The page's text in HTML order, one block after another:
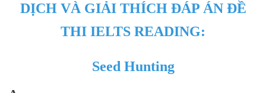
DỊCH VÀ GIẢI THÍCH ĐÁP ÁN ĐỀ
THI IELTS READING:
Seed Hunting